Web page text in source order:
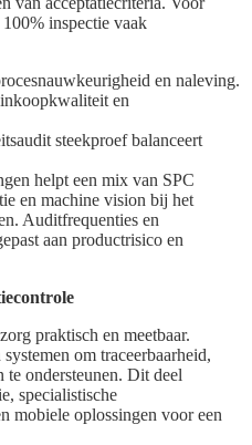
inspectie vaak
en naleving.
en
steekproef balanceert
helpt een mix van SPC
en machine vision bij het
Auditfrequenties en
aan productrisico en
praktisch en meetbaar.
om traceerbaarheid,
te ondersteunen. Dit deel
specialistische
mobiele oplossingen voor een